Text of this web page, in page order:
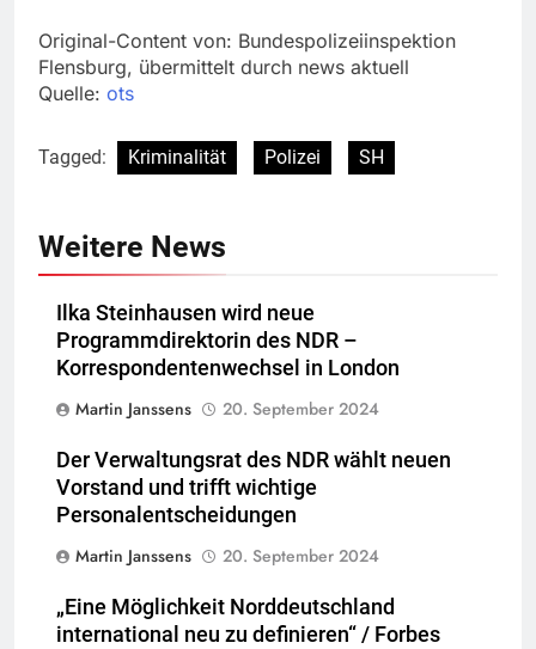
Original-Content von: Bundespolizeiinspektion
Flensburg, übermittelt durch news aktuell
Quelle: ots
Tagged: Kriminalität Polizei SH
Weitere News
Ilka Steinhausen wird neue
Programmdirektorin des NDR –
Korrespondentenwechsel in London
Martin Janssens
20. September 2024
Der Verwaltungsrat des NDR wählt neuen
Vorstand und trifft wichtige
Personalentscheidungen
Martin Janssens
20. September 2024
„Eine Möglichkeit Norddeutschland
international neu zu definieren“ / Forbes